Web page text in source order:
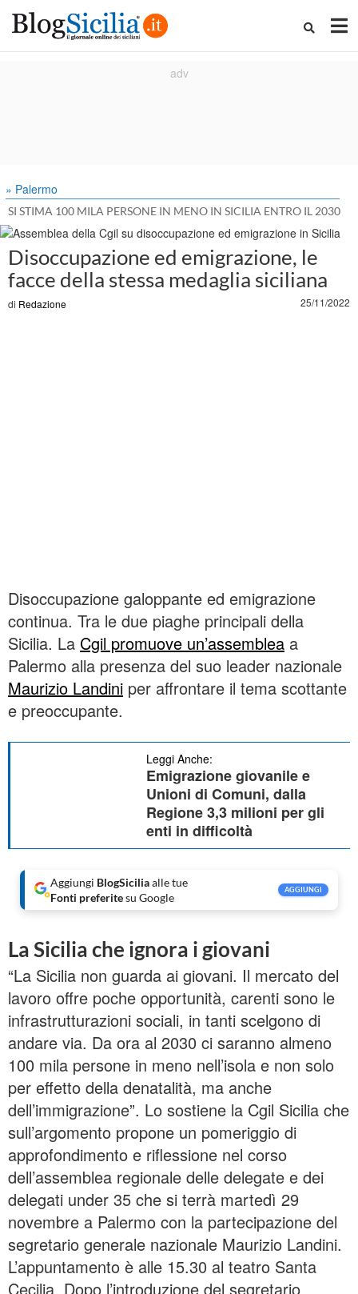
» Palermo
SI STIMA 100 MILA PERSONE IN MENO IN SICILIA ENTRO IL 2030
Disoccupazione ed emigrazione, le
facce della stessa medaglia siciliana
di Redazione 25/11/2022
Disoccupazione galoppante ed emigrazione
continua. Tra le due piaghe principali della
Sicilia. La Cgil promuove un’assemblea a
Palermo alla presenza del suo leader nazionale
Maurizio Landini per affrontare il tema scottante
e preoccupante.
Leggi Anche:
Emigrazione giovanile e
Unioni di Comuni, dalla
Regione 3,3 milioni per gli
enti in difficoltà
Aggiungi BlogSiciliaalle tue
Fonti preferitesu Google
AGGIUNGI
La Sicilia che ignora i giovani
“La Sicilia non guarda ai giovani. Il mercato del
lavoro offre poche opportunità, carenti sono le
infrastrutturazioni sociali, in tanti scelgono di
andare via. Da ora al 2030 ci saranno almeno
100 mila persone in meno nell’isola e non solo
per effetto della denatalità, ma anche
dell’immigrazione”. Lo sostiene la Cgil Sicilia che
sull’argomento propone un pomeriggio di
approfondimento e riflessione nel corso
dell’assemblea regionale delle delegate e dei
delegati under 35 che si terrà martedì 29
novembre a Palermo con la partecipazione del
segretario generale nazionale Maurizio Landini.
L’appuntamento è alle 15.30 al teatro Santa
Cecilia. Dopo l’introduzione del segretario